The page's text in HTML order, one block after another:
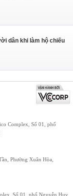
dân khi làm hộ chiếu
Complex, Số 01, phố
Phường Xuân Hòa,
Số 01, phố Nguyễn Huy